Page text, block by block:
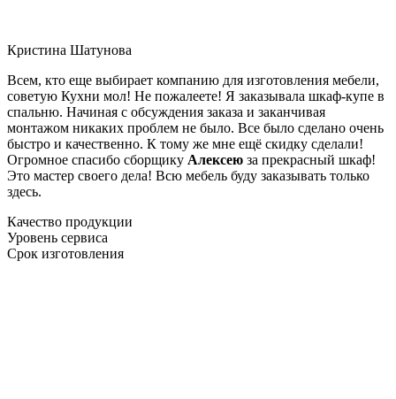
Кристина Шатунова
Всем, кто еще выбирает компанию для изготовления мебели,
советую Кухни мол! Не пожалеете! Я заказывала шкаф-купе в
спальню. Начиная с обсуждения заказа и заканчивая
монтажом никаких проблем не было. Все было сделано очень
быстро и качественно. К тому же мне ещё скидку сделали!
Огромное спасибо сборщику Алексею за прекрасный шкаф!
Это мастер своего дела! Всю мебель буду заказывать только
здесь.
Качество продукции
Уровень сервиса
Срок изготовления